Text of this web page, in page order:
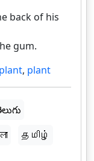
back of his
gum.
, plant
தமிழ்